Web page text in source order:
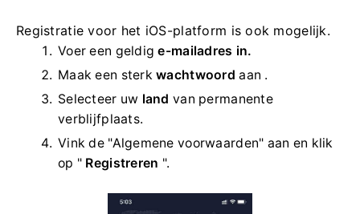
Registratie voor het iOS-platform is ook mogelijk.
Voer een geldige-mailadres in.
Maak een sterkwachtwoord aan .
Selecteer uw land van permanente
verblijfplaats.
Vink de "Algemene voorwaarden" aan en klik
op " Registreren ".